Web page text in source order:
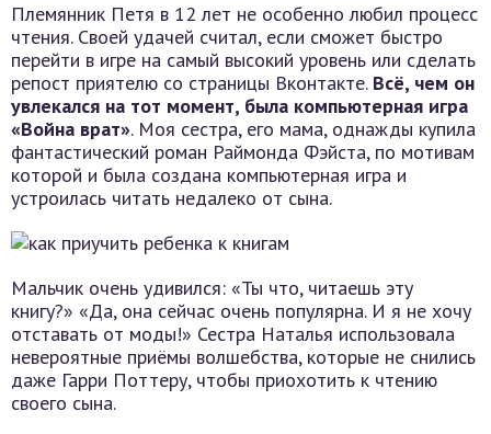
Племянник Петя в 12 лет не особенно любил процесс
чтения. Своей удачей считал, если сможет быстро
перейти в игре на самый высокий уровень или сделать
репост приятелю со страницы Вконтакте. Всё, чем он
увлекался на тот момент, была компьютерная игра
«Война врат». Моя сестра, его мама, однажды купила
фантастический роман Раймонда Фэйста, по мотивам
которой и была создана компьютерная игра и
устроилась читать недалеко от сына.
Мальчик очень удивился: «Ты что, читаешь эту
книгу?» «Да, она сейчас очень популярна. И я не хочу
отставать от моды!» Сестра Наталья использовала
невероятные приёмы волшебства, которые не снились
даже Гарри Поттеру, чтобы приохотить к чтению
своего сына.